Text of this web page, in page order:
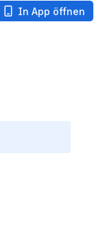
In App öffnen